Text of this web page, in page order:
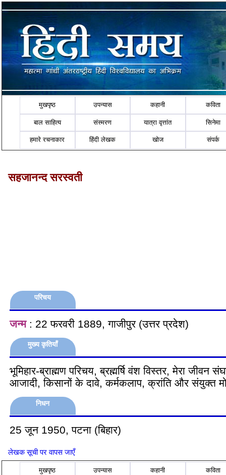
मुखपृष्ठ उपन्यास कहानी कविता
बाल साहित्य संस्मरण यात्रा वृत्तांत सिनेमा
हमारे रचनाकार हिंदी लेखक खोज संपर्क
सहजानन्द सरस्वती
परिचय
जन्म: 22 फरवरी 1889, गाजीपुर (उत्तर प्रदेश)
मुख्य कृतियाँ
भूमिहार-ब्राह्मण परिचय, ब्रह्मर्षि वंश विस्तर, मेरा जीवन
आजादी, किसानों के दावे, कर्मकलाप, क्रांति और संयुक्त
निधन
25 जून 1950, पटना (बिहार)
लेखक सूची पर वापस जाएँ
मुखपृष्ठ उपन्यास कहानी कविता